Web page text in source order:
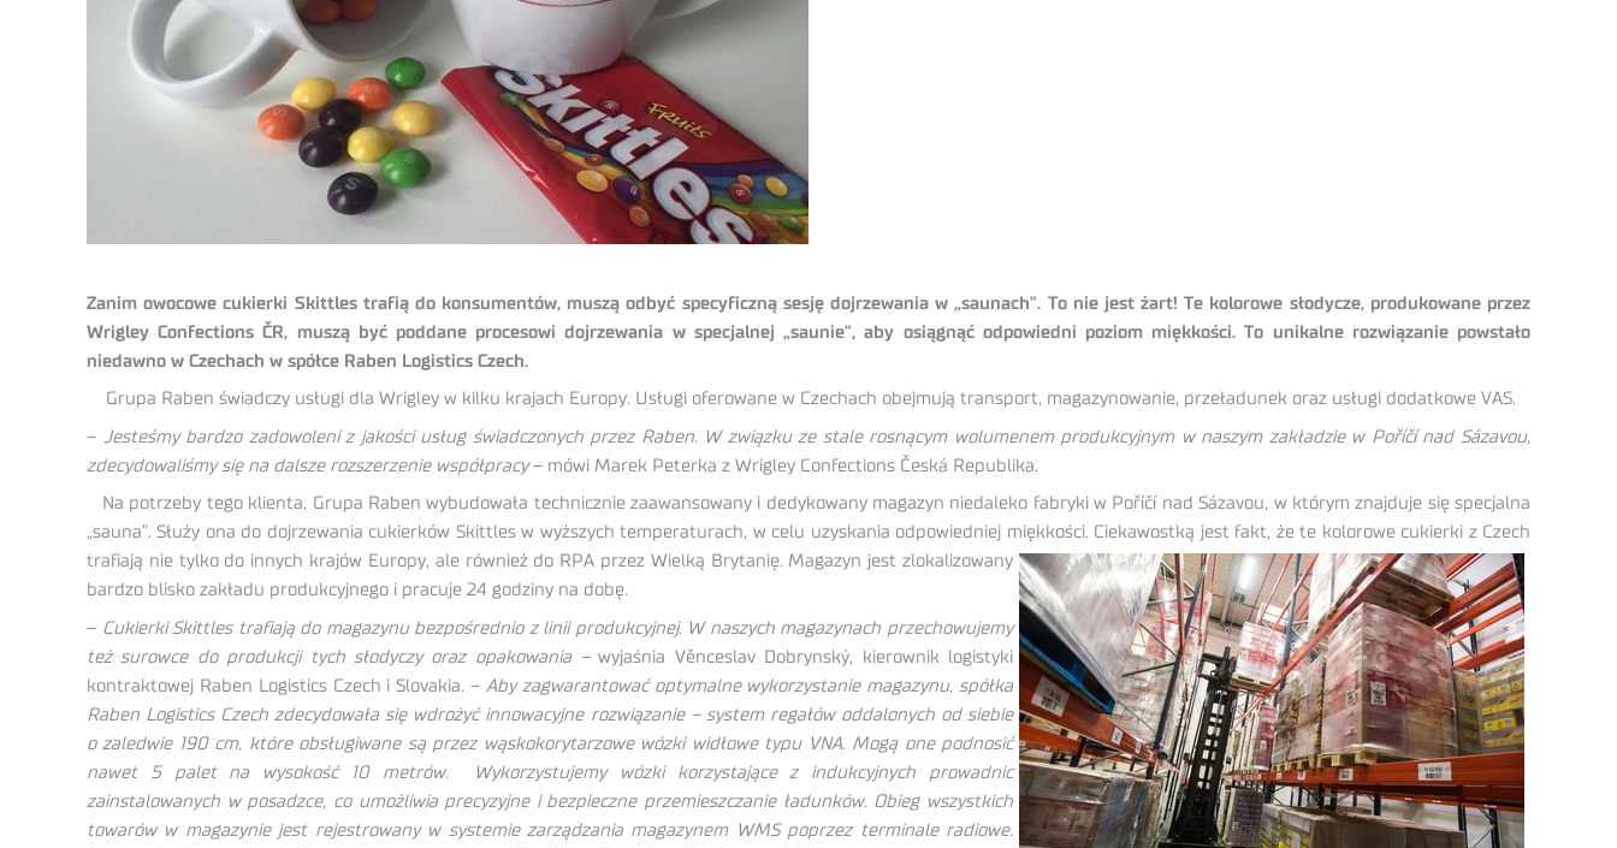
Zanim owocowe cukierki Skittles trafią do konsumentów, muszą odbyć specyficzną sesję dojrzewania w „saunach”. To nie jest żart! Te kolorowe słodycze, produkowane przez
Wrigley Confections ČR, muszą być poddane procesowi dojrzewania w specjalnej „saunie”, aby osiągnąć odpowiedni poziom miękkości. To unikalne rozwiązanie powstało
niedawno w Czechach w spółce Raben Logistics Czech.
Grupa Raben świadczy usługi dla Wrigley w kilku krajach Europy. Usługi oferowane w Czechach obejmują transport, magazynowanie, przeładunek oraz usługi dodatkowe VAS.
–
Jesteśmy bardzo zadowoleni z jakości usług świadczonych przez Raben. W związku ze stale rosnącym wolumenem produkcyjnym w naszym zakładzie w Poříčí nad Sázavou,
zdecydowaliśmy się na dalsze rozszerzenie współpracy– mówi Marek Peterka z Wrigley Confections Česká Republika.
Na potrzeby tego klienta, Grupa Raben wybudowała technicznie zaawansowany i dedykowany magazyn niedaleko fabryki w Poříčí nad Sázavou, w którym znajduje się specjalna
„sauna”. Służy ona do dojrzewania cukierków Skittles w wyższych temperaturach, w celu uzyskania odpowiedniej miękkości. Ciekawostką jest fakt, że te kolorowe cukierki z Czech
trafiają nie tylko do innych krajów Europy, ale również do RPA przezWielką Brytanię. Magazyn jest zlokalizowany
bardzo blisko zakładu produkcyjnego i pracuje 24 godziny na dobę.
– Cukierki Skittles trafiają do magazynu bezpośrednio z linii produkcyjnej. W naszych magazynach przechowujemy
też surowce do produkcji tych słodyczy oraz opakowania –wyjaśnia Věnceslav Dobrynský, kierownik logistyki
kontraktowej Raben Logistics Czech i Slovakia. – Aby zagwarantować optymalne wykorzystanie magazynu, spółka
Raben Logistics Czech zdecydowała się wdrożyć innowacyjne rozwiązanie – system regałów oddalonych od siebie
o zaledwie 190 cm, które obsługiwane są przez wąskokorytarzowe wózki widłowe typu VNA. Mogą one podnosić
nawet 5 palet na wysokość 10 metrów. Wykorzystujemy wózki korzystające z indukcyjnych prowadnic
zainstalowanych w posadzce, co umożliwia precyzyjne i bezpieczne przemieszczanie ładunków. Obieg wszystkich
towarów w magazynie jest rejestrowany w systemie zarządzania magazynem WMS poprzez terminale radiowe.